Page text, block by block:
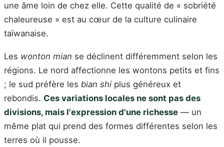
une âme loin de chez elle. Cette qualité de « sobriété
chaleureuse » est au cœur de la culture culinaire
taïwanaise.
Les wonton mian se déclinent différemment selon les
régions. Le nord affectionne les wontons petits et fins
; le sud préfère les bian shi plus généreux et
rebondis. Ces variations locales ne sont pas des
divisions, mais l'expression d'une richesse — un
même plat qui prend des formes différentes selon les
terres où il pousse.